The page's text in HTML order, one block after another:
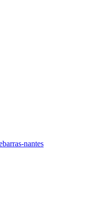
nantes